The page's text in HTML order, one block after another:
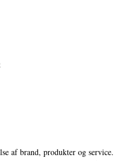
af brand, produkter og service.